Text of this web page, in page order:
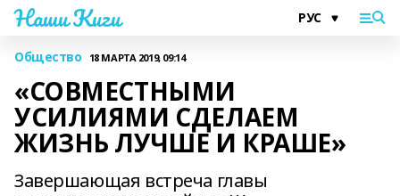
Наши Киги
Общество 18 МАРТА 2019, 09:14
«СОВМЕСТНЫМИ
УСИЛИЯМИ СДЕЛАЕМ
ЖИЗНЬ ЛУЧШЕ И КРАШЕ»
Завершающая встреча главы